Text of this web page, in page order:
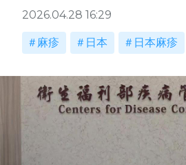
2026.04.28 16:29
麻疹 日本 日本麻疹